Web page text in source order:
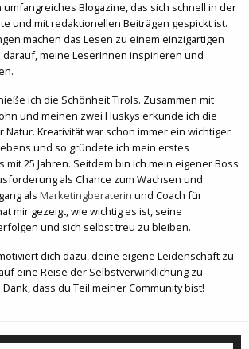
umfangreiches Blogazine, das sich schnell in der
und mit redaktionellen Beiträgen gespickt ist.
machen das Lesen zu einem einzigartigen
darauf, meine LeserInnen inspirieren und
ich die Schönheit Tirols. Zusammen mit
und meinen zwei Huskys erkunde ich die
Kreativität war schon immer ein wichtiger
und so gründete ich mein erstes
25 Jahren. Seitdem bin ich mein eigener Boss
als Chance zum Wachsen und
als Marketingberaterin und Coach für
mir gezeigt, wie wichtig es ist, seine
und sich selbst treu zu bleiben.
dich dazu, deine eigene Leidenschaft zu
eine Reise der Selbstverwirklichung zu
dass du Teil meiner Community bist!